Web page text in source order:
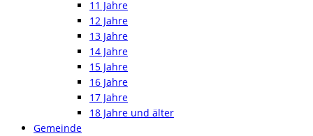
11 Jahre
12 Jahre
13 Jahre
14 Jahre
15 Jahre
16 Jahre
17 Jahre
18 Jahre und älter
Gemeinde